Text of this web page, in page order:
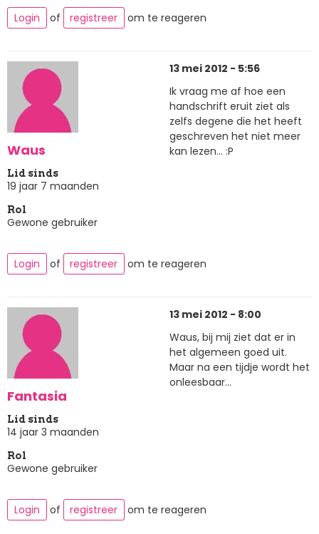
Login
of registreer om te reageren
Waus
Lid sinds
19 jaar 7 maanden
Rol
Gewone gebruiker
13 mei 2012 - 5:56
Ik vraag me af hoe een
handschrift eruit ziet als
zelfs degene die het heeft
geschreven het niet meer
kan lezen... :P
Login of registreer om te reageren
Fantasia
Lid sinds
14 jaar 3 maanden
Rol
Gewone gebruiker
13 mei 2012 - 8:00
Waus, bij mij ziet dat er in
het algemeen goed uit.
Maar na een tijdje wordt het
onleesbaar...
Login of registreer om te reageren